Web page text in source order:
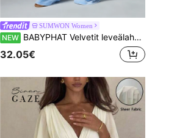
SUMWON Women
NEW BABYPHAT Velvetit leveälahkeiset rennot housut strassilogoyksityiskohdalla, kiristysnyörövyötäröllä ja sivutaskuilla, Y2K retro loungewear
32.05€